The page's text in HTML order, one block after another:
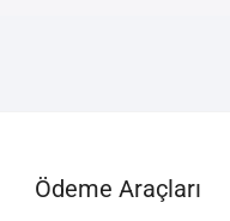
Ödeme Araçları